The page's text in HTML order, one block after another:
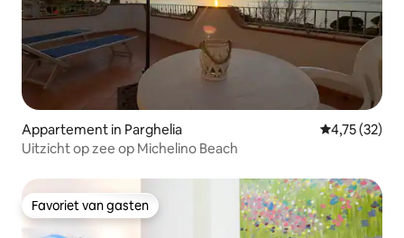
Appartement in Parghelia Gemiddelde
4,75 (32)
Uitzicht op zee op Michelino Beach
Favoriet van gasten
Favoriet van gasten